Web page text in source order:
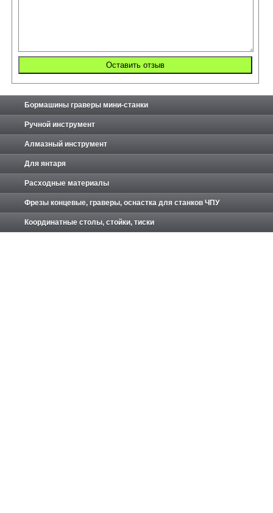
Бормашины граверы мини-станки
Ручной инструмент
Алмазный инструмент
Для янтаря
Расходные материалы
Фрезы концевые, граверы, оснастка для станков ЧПУ
Координатные столы, стойки, тиски